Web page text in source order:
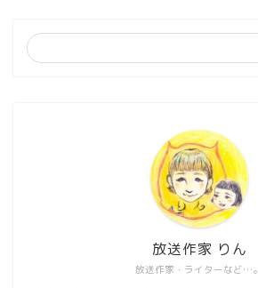
放送作家・ライターなど…。
放送作家 りん